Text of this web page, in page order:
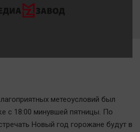
метеоусловий был
с 18:00 минувшей пятницы. По
Новый год горожане будут в